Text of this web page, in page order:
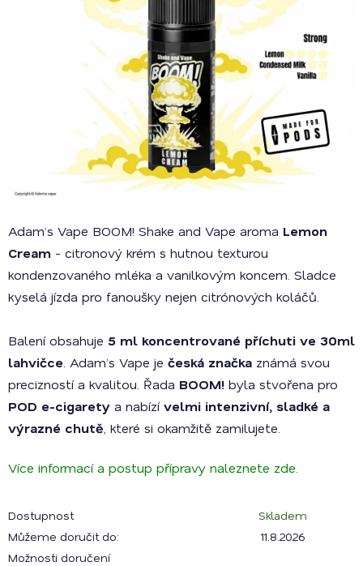
Adam’s Vape BOOM! Shake and Vape aroma Lemon
Cream - citronový krém s hutnou texturou
kondenzovaného mléka a vanilkovým koncem. Sladce
kyselá jízda pro fanoušky nejen citrónových koláčů.
Balení obsahuje 5 ml koncentrované příchuti ve 30ml
lahvičce . Adam’s Vape je česká značka známá svou
precizností a kvalitou. Řada BOOM! byla stvořena pro
POD e-cigarety a nabízívelmi intenzivní, sladké a
výrazné chutě , které si okamžitě zamilujete.
Více informací a postup přípravy naleznete zde.
Dostupnost
Skladem
Můžeme doručit do:
11.8.2026
Možnosti doručení